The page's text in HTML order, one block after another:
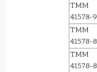
TMM
41578-9
TMM
41578-8
TMM
41578-8